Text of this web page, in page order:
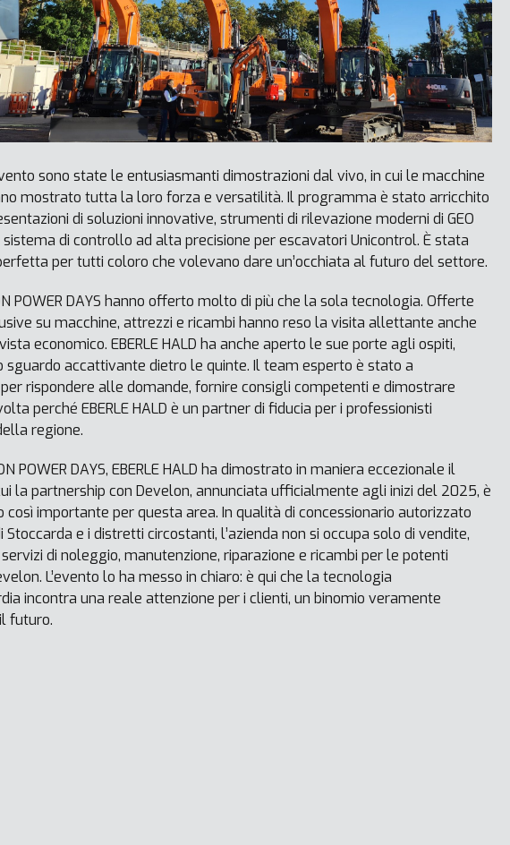
sono state le entusiasmanti dimostrazioni dal vivo, in cui le macchine
mostrato tutta la loro forza e versatilità. Il programma è stato arricchito
di soluzioni innovative, strumenti di rilevazione moderni di GEO
di controllo ad alta precisione per escavatori Unicontrol. È stata
per tutti coloro che volevano dare un’occhiata al futuro del settore.
POWER DAYS hanno offerto molto di più che la sola tecnologia. Offerte
su macchine, attrezzi e ricambi hanno reso la visita allettante anche
economico. EBERLE HALD ha anche aperto le sue porte agli ospiti,
sguardo accattivante dietro le quinte. Il team esperto è stato a
rispondere alle domande, fornire consigli competenti e dimostrare
perché EBERLE HALD è un partner di fiducia per i professionisti
regione.
POWER DAYS, EBERLE HALD ha dimostrato in maniera eccezionale il
la partnership con Develon, annunciata ufficialmente agli inizi del 2025, è
così importante per questa area. In qualità di concessionario autorizzato
e i distretti circostanti, l’azienda non si occupa solo di vendite,
di noleggio, manutenzione, riparazione e ricambi per le potenti
L’evento lo ha messo in chiaro: è qui che la tecnologia
incontra una reale attenzione per i clienti, un binomio veramente
futuro.